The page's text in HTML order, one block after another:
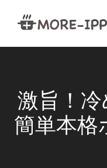
激旨！
簡単本格